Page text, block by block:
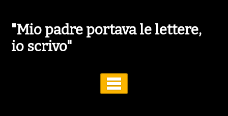
"Mio padre portava le lettere,
io scrivo"